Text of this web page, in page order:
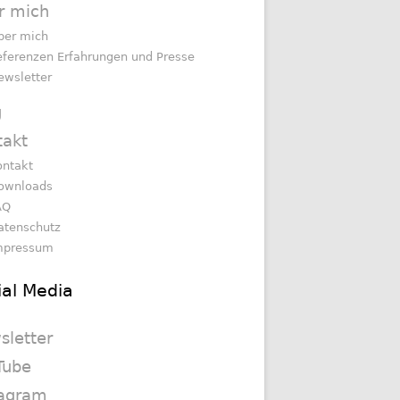
mich
mich
Erfahrungen und Presse
Media